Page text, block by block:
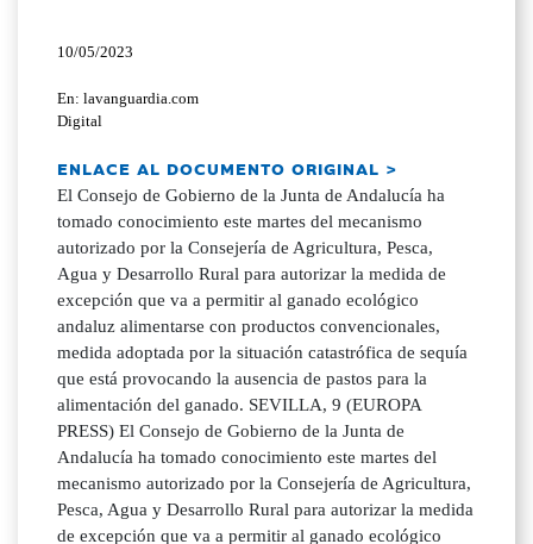
10/05/2023
En: lavanguardia.com
Digital
ENLACE AL DOCUMENTO ORIGINAL >
El Consejo de Gobierno de la Junta de Andalucía ha
tomado conocimiento este martes del mecanismo
autorizado por la Consejería de Agricultura, Pesca,
Agua y Desarrollo Rural para autorizar la medida de
excepción que va a permitir al ganado ecológico
andaluz alimentarse con productos convencionales,
medida adoptada por la situación catastrófica de sequía
que está provocando la ausencia de pastos para la
alimentación del ganado. SEVILLA, 9 (EUROPA
PRESS) El Consejo de Gobierno de la Junta de
Andalucía ha tomado conocimiento este martes del
mecanismo autorizado por la Consejería de Agricultura,
Pesca, Agua y Desarrollo Rural para autorizar la medida
de excepción que va a permitir al ganado ecológico